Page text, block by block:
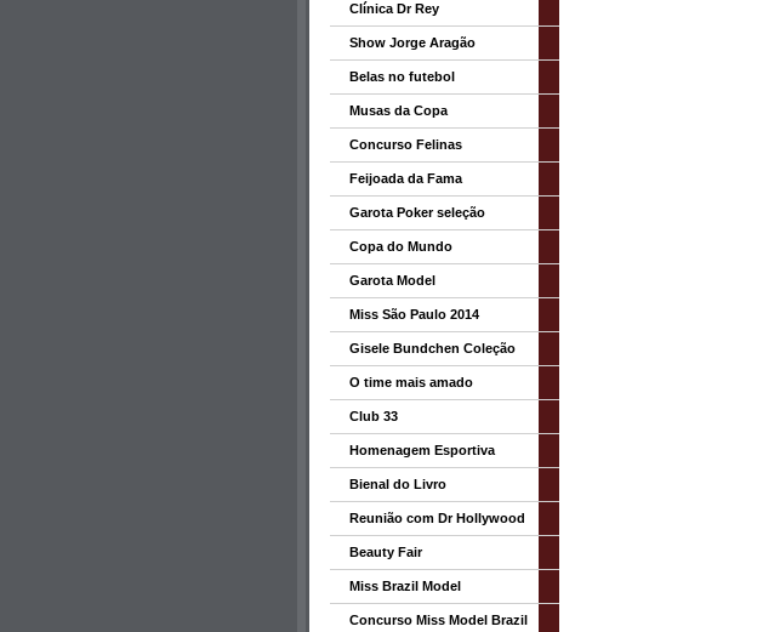
Clínica Dr Rey
Show Jorge Aragão
Belas no futebol
Musas da Copa
Concurso Felinas
Feijoada da Fama
Garota Poker seleção
Copa do Mundo
Garota Model
Miss São Paulo 2014
Gisele Bundchen Coleção
O time mais amado
Club 33
Homenagem Esportiva
Bienal do Livro
Reunião com Dr Hollywood
Beauty Fair
Miss Brazil Model
Concurso Miss Model Brazil